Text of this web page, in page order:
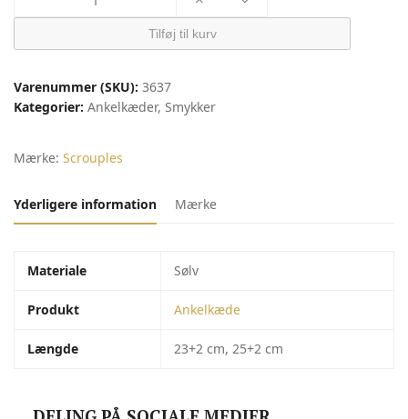
|
antal
Tilføj til kurv
Varenummer (SKU): 3637
Kategorier: Ankelkæder, Smykker
Mærke: Scrouples
Yderligere information Mærke
Materiale Sølv
Produkt Ankelkæde
Længde 23+2 cm, 25+2 cm